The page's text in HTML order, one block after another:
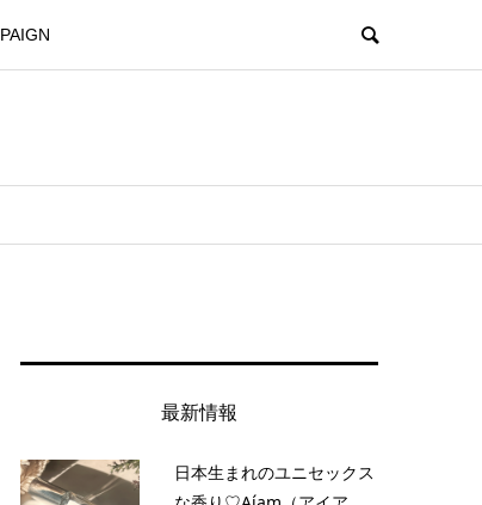
最新情報
日本生まれのユニセックス